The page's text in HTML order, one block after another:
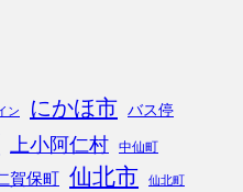
ン にかほ市 バス停
上小阿仁村 中仙町
賀保町 仙北市 仙北町